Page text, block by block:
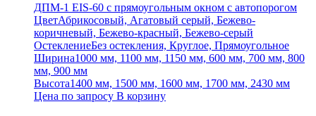
ДПМ-1 EIS-60 с прямоугольным окном с автопорогом
ЦветАбрикосовый, Агатовый серый, Бежево-
коричневый, Бежево-красный, Бежево-серый
ОстеклениеБез остекления, Круглое, Прямоугольное
Ширина1000 мм, 1100 мм, 1150 мм, 600 мм, 700 мм, 800
мм, 900 мм
Высота1400 мм, 1500 мм, 1600 мм, 1700 мм, 2430 мм
Цена по запросу В корзину